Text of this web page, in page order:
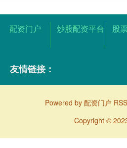
配资门户 炒股配资平台 股
友情链接：
Powered by 配资门户
Copyright ©